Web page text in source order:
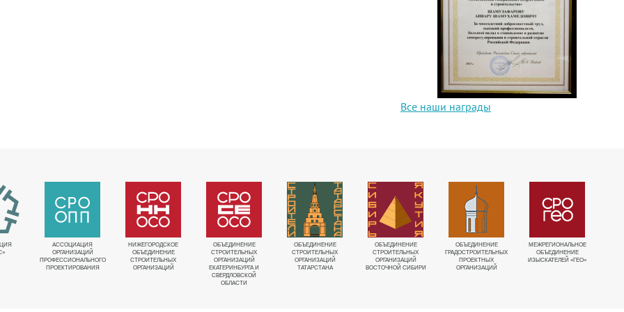
Все наши награды
АССОЦИАЦИЯ
ОРГАНИЗАЦИЙ
ПРОФЕССИОНАЛЬНОГО
ПРОЕКТИРОВАНИЯ
НИЖЕГОРОДСКОЕ
ОБЪЕДИНЕНИЕ
СТРОИТЕЛЬНЫХ
ОРГАНИЗАЦИЙ
ОБЪЕДИНЕНИЕ
СТРОИТЕЛЬНЫХ
ОРГАНИЗАЦИЙ
ЕКАТЕРИНБУРГА И
СВЕРДЛОВСКОЙ
ОБЛАСТИ
ОБЪЕДИНЕНИЕ
СТРОИТЕЛЬНЫХ
ОРГАНИЗАЦИЙ
ТАТАРСТАНА
ОБЪЕДИНЕНИЕ
СТРОИТЕЛЬНЫХ
ОРГАНИЗАЦИЙ
ВОСТОЧНОЙ СИБИРИ
ОБЪЕДИНЕНИЕ
ГРАДОСТРОИТЕЛЬНЫХ
ПРОЕКТНЫХ
ОРГАНИЗАЦИЙ
МЕЖРЕГИОНАЛЬНОЕ
ОБЪЕДИНЕНИЕ
ИЗЫСКАТЕЛЕЙ «ГЕО»